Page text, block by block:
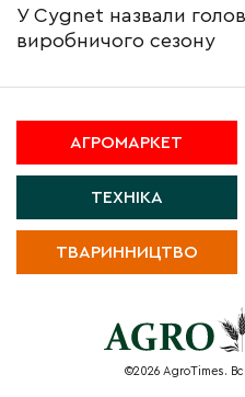
У Cygnet назвали
виробничого сезону
АГРОМАРКЕТ
ТЕХНІКА
ТВАРИННИЦТВО
©2026 AgroTimes.